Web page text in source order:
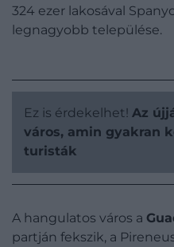
324 ezer lakosával
legnagyobb települése.
Ez is érdekelhet! Az
város, amin gyakran
turisták
A hangulatos város a
partján fekszik, a